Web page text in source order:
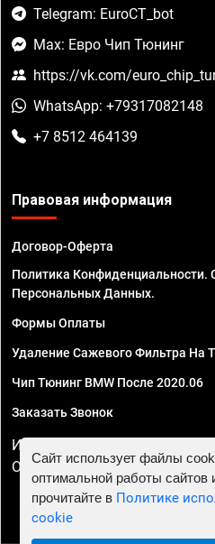
Telegram: EuroCT_bot
Max: Евро Чип Тюнинг
https://vk.com/
WhatsApp: +79317082148
+7 8512 464139
Правовая информация
Договор-Оферта
Политика Конфиденциальности.
Персональных Данных.
Формы Оплаты
Удаление Сажевого Фильтра На
Чип Тюнинг BMW После 2020.06
Заказать Звонок
ИП Смирнов Георгий
ОГРНИП 324470400032610
Сайт использует файлы
оптимальной работы сайтов
прочитайте в Политике
cookie